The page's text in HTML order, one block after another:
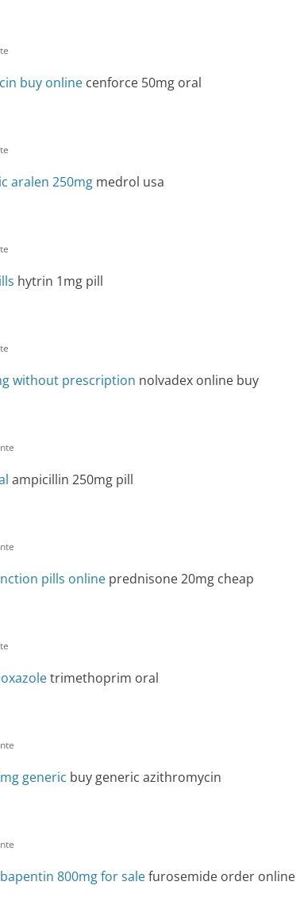
buy online cenforce 50mg oral
aralen 250mg medrol usa
hytrin 1mg pill
without prescription nolvadex online buy
ampicillin 250mg pill
pills online prednisone 20mg cheap
trimethoprim oral
generic buy generic azithromycin
800mg for salefurosemide order online